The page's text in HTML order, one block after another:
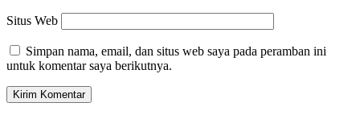
Situs Web
Simpan nama, email, dan situs web saya pada peramban ini
untuk komentar saya berikutnya.